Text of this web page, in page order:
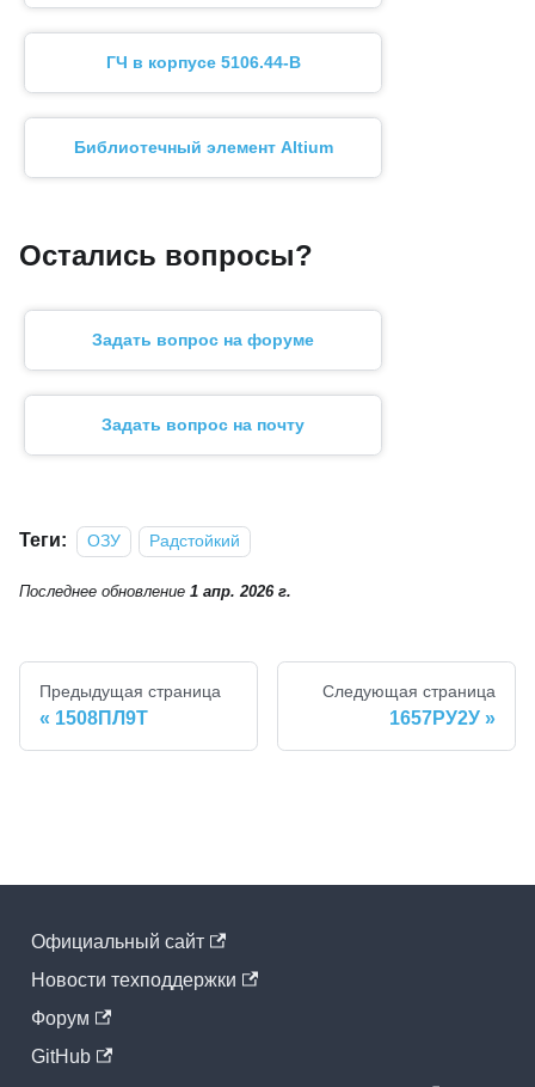
ГЧ в корпусе 5106.44-В
Библиотечный элемент Altium
Остались вопросы?
Задать вопрос на форуме
Задать вопрос на почту
Теги: ОЗУ Радстойкий
Последнее обновление 1 апр. 2026 г.
Предыдущая страница
1508ПЛ9Т
Следующая страница
1657РУ2У
Официальный cайт
Новости техподдержки
Форум
GitHub